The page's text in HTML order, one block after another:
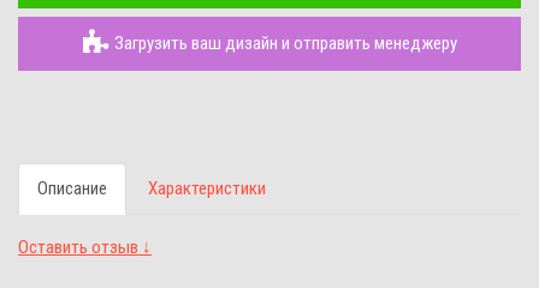
Загрузить ваш дизайн и отправить менеджеру
Описание Характеристики
Оставить отзыв ↓